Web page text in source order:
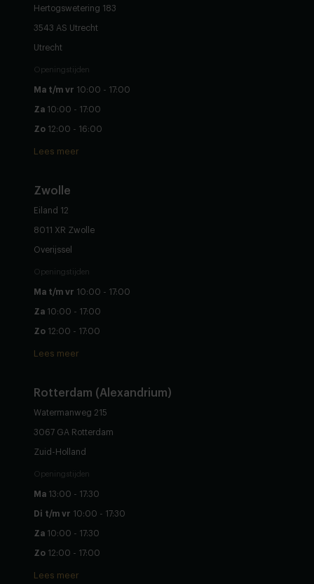
Hertogswetering 183
3543 AS Utrecht
Utrecht
Openingstijden
Ma t/m vr 10:00 - 17:00
Za 10:00 - 17:00
Zo 12:00 - 16:00
Lees meer
Zwolle
Eiland 12
8011 XR Zwolle
Overijssel
Openingstijden
Ma t/m vr 10:00 - 17:00
Za 10:00 - 17:00
Zo 12:00 - 17:00
Lees meer
Rotterdam (Alexandrium)
Watermanweg 215
3067 GA Rotterdam
Zuid-Holland
Openingstijden
Ma 13:00 - 17:30
Di t/m vr 10:00 - 17:30
Za 10:00 - 17:30
Zo 12:00 - 17:00
Lees meer